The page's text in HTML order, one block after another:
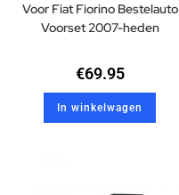
Voor Fiat Fiorino Bestelauto
Voorset 2007-heden
€69.95
In winkelwagen